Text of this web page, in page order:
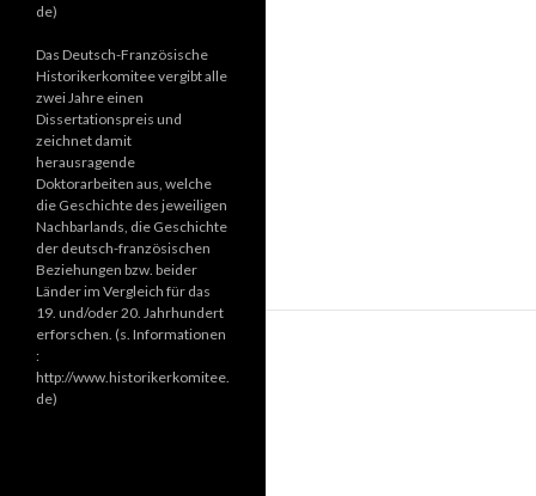
de)
Das Deutsch-Französische
Historikerkomitee vergibt alle
zwei Jahre einen
Dissertationspreis und
zeichnet damit
herausragende
Doktorarbeiten aus, welche
die Geschichte des jeweiligen
Nachbarlands, die Geschichte
der deutsch-französischen
Beziehungen bzw. beider
Länder im Vergleich für das
19. und/oder 20. Jahrhundert
erforschen. (s. Informationen
:
http://www.historikerkomitee.
de)